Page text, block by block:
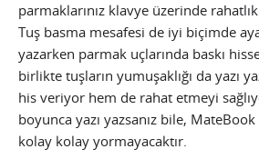
parmaklarınız klavye üzerinde
Tuş basma mesafesi de iyi biçimde
yazarken parmak uçlarında baskı
birlikte tuşların yumuşaklığı da yazı
his veriyor hem de rahat etmeyi
boyunca yazı yazsanız bile,
kolay kolay yormayacaktır.